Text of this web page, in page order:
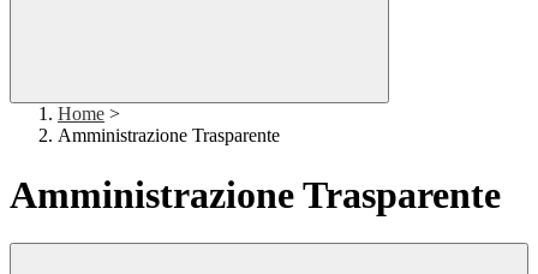
Home >
Amministrazione Trasparente
Amministrazione Trasparente